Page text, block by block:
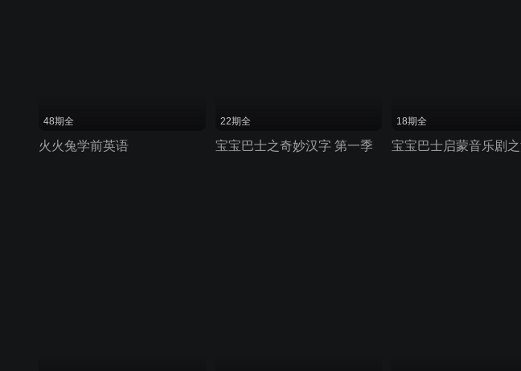
48期全
火火兔学前英语
22期全
宝宝巴士之奇妙汉字 第一季
18期全